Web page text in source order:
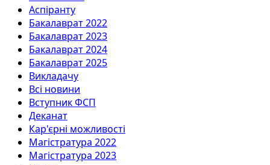
Аспіранту
Бакалаврат 2022
Бакалаврат 2023
Бакалаврат 2024
Бакалаврат 2025
Викладачу
Всі новини
Вступник ФСП
Деканат
Кар'єрні можливості
Магістратура 2022
Магістратура 2023